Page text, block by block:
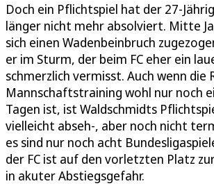
Doch ein Pflichtspiel hat der 27-
länger nicht mehr absolviert. Mitte
sich einen Wadenbeinbruch
er im Sturm, der beim FC eher ein
schmerzlich vermisst. Auch wenn die
Mannschaftstraining wohl nur noch
Tagen ist, ist Waldschmidts
vielleicht abseh-, aber noch nicht
es sind nur noch acht
der FC ist auf den vorletzten Platz
in akuter Abstiegsgefahr.